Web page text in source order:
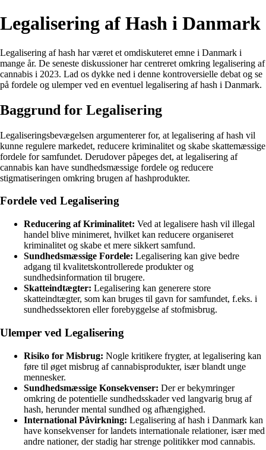
Legalisering af Hash i Danmark
Legalisering af hash har været et omdiskuteret emne i Danmark i
mange år. De seneste diskussioner har centreret omkring legalisering af
cannabis i 2023. Lad os dykke ned i denne kontroversielle debat og se
på fordele og ulemper ved en eventuel legalisering af hash i Danmark.
Baggrund for Legalisering
Legaliseringsbevægelsen argumenterer for, at legalisering af hash vil
kunne regulere markedet, reducere kriminalitet og skabe skattemæssige
fordele for samfundet. Derudover påpeges det, at legalisering af
cannabis kan have sundhedsmæssige fordele og reducere
stigmatiseringen omkring brugen af hashprodukter.
Fordele ved Legalisering
Reducering af Kriminalitet: Ved at legalisere hash vil illegal
handel blive minimeret, hvilket kan reducere organiseret
kriminalitet og skabe et mere sikkert samfund.
Sundhedsmæssige Fordele: Legalisering kan give bedre
adgang til kvalitetskontrollerede produkter og
sundhedsinformation til brugere.
Skatteindtægter: Legalisering kan generere store
skatteindtægter, som kan bruges til gavn for samfundet, f.eks. i
sundhedssektoren eller forebyggelse af stofmisbrug.
Ulemper ved Legalisering
Risiko for Misbrug: Nogle kritikere frygter, at legalisering kan
føre til øget misbrug af cannabisprodukter, især blandt unge
mennesker.
Sundhedsmæssige Konsekvenser: Der er bekymringer
omkring de potentielle sundhedsskader ved langvarig brug af
hash, herunder mental sundhed og afhængighed.
International Påvirkning: Legalisering af hash i Danmark kan
have konsekvenser for landets internationale relationer, især med
andre nationer, der stadig har strenge politikker mod cannabis.